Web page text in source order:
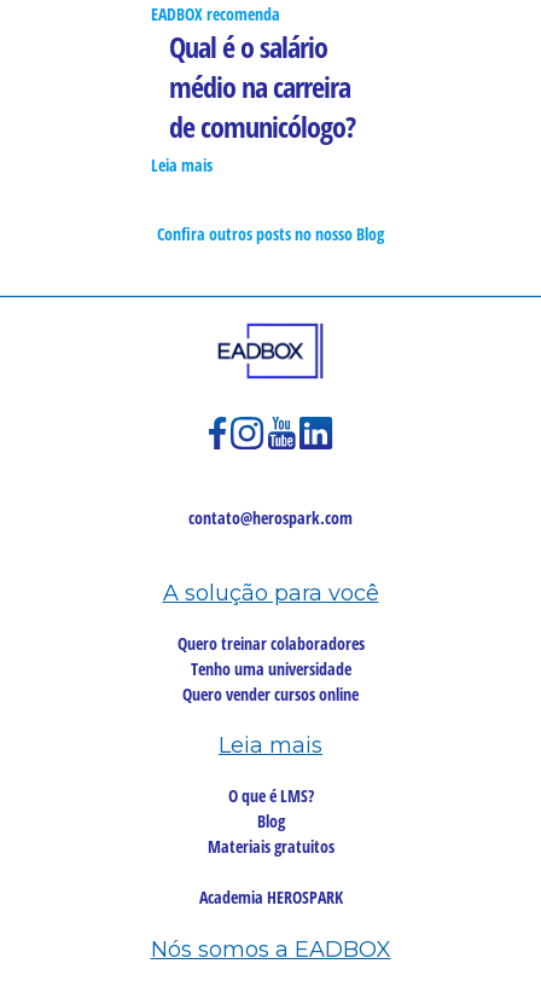
EADBOX recomenda
Qual é o salário
médio na carreira
de comunicólogo?
Leia mais
Confira outros posts no nosso Blog
contato@herospark.com
A solução para você
Quero treinar colaboradores
Tenho uma universidade
Quero vender cursos online
Leia mais
O que é LMS?
Blog
Materiais gratuitos
Academia HEROSPARK
Nós somos a EADBOX